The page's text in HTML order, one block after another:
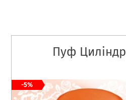
Пуф Циліндр
-5%